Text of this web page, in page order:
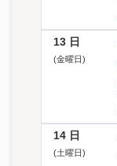
13 日
(金曜日)
14 日
(土曜日)